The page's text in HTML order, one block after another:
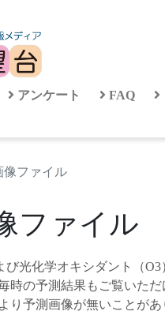
アンケート FAQ
像ファイル
ファイル
び光化学オキシダント（
時の予測結果もご覧いた
り予測画像が無いことが